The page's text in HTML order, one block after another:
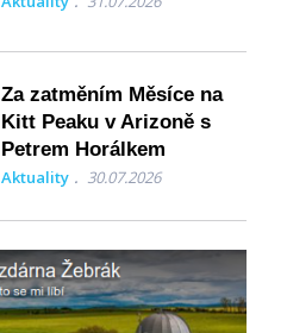
Za zatměním Měsíce na
Kitt Peaku v Arizoně s
Petrem Horálkem
Aktuality 30.07.2026